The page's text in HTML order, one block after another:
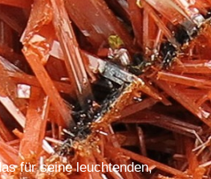
für seine leuchtenden,